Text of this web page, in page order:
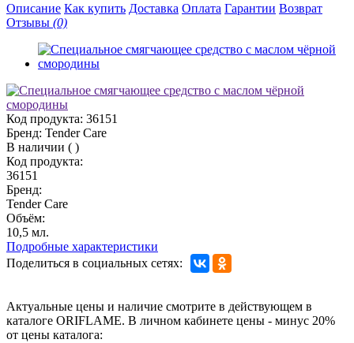
Описание Как купить Доставка Оплата Гарантии Возврат
Отзывы (0)
Код продукта: 36151
Бренд: Tender Care
В наличии ( )
Код продукта:
36151
Бренд:
Tender Care
Объём:
10,5 мл.
Подробные характеристики
Поделиться в социальных сетях:
Актуальные цены и наличие смотрите в действующем в
каталоге ORIFLAME. В личном кабинете цены - минус 20%
от цены каталога: